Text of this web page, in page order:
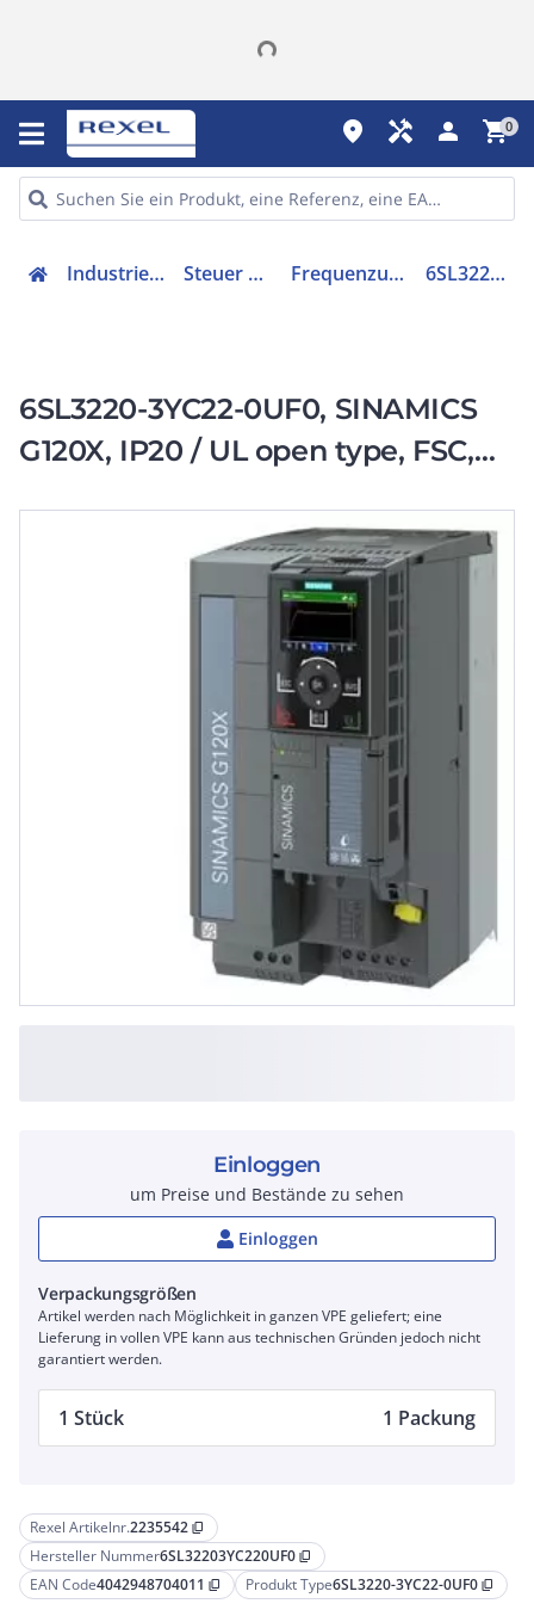
place handyman person shopping_cart0
Industriekomponenten Steuer & Regelgeräte Frequenzumrichter =< 1 kV 6SL32203YC220UF0
6SL3220-3YC22-0UF0, SINAMICS
G120X, IP20 / UL open type, FSC,
Rexel Artikelnr.2235542 content_copy
Hersteller Nummer6SL32203YC220UF0 content_copy
EAN Code4042948704011 content_copy Produkt Type6SL3220-3YC22-0UF0 content_copy
Einloggen
um Preise und Bestände zu sehen
Einloggen
Verpackungsgrößen
Artikel werden nach Möglichkeit in ganzen VPE geliefert; eine
Lieferung in vollen VPE kann aus technischen Gründen jedoch nicht
garantiert werden.
1 Stück 1 Packung